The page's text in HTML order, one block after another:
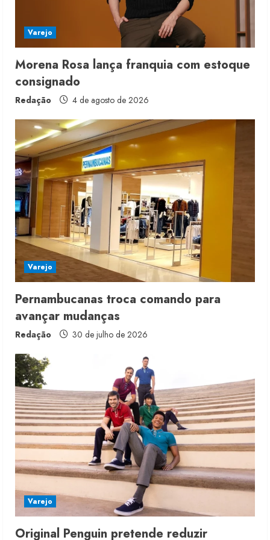
n
g
Varejo
Morena Rosa lança franquia com estoque
consignado
Redação 4 de agosto de 2026
Varejo
Pernambucanas troca comando para
avançar mudanças
Redação 30 de julho de 2026
Varejo
Original Penguin pretende reduzir
2
Fakini prevê R$345 milhões de
receita em 2026
4 de agosto de 2026
3
Projeto testa passaporte digital na
moda nacional
4 de agosto de 2026